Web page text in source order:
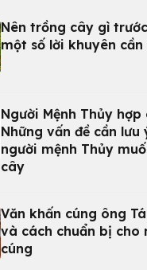
Nên trồng cây gì
một số lời khuyên cần
Người Mệnh Thủy hợp
Những vấn đề cần lưu
người mệnh Thủy
cây
Văn khấn cúng ông
và cách chuẩn bị cho
cúng